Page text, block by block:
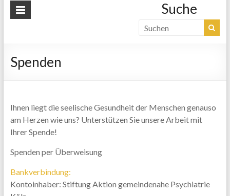
Suche
Spenden
Ihnen liegt die seelische Gesundheit der Menschen genauso
am Herzen wie uns? Unterstützen Sie unsere Arbeit mit
Ihrer Spende!
Spenden per Überweisung
Bankverbindung:
Kontoinhaber: Stiftung Aktion gemeindenahe Psychiatrie